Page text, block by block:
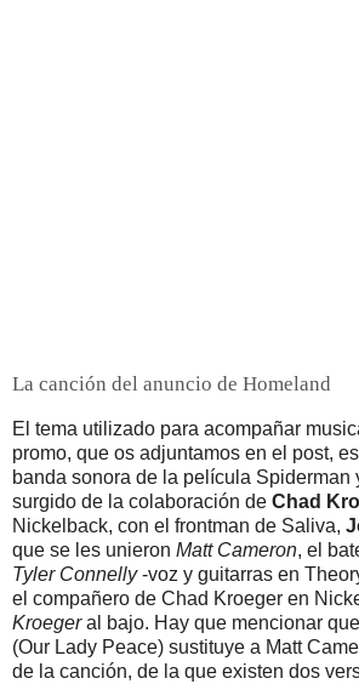
La canción del anuncio de Homeland
El tema utilizado para acompañar
promo, que os adjuntamos en el post,
banda sonora de la película Spiderman
surgido de la colaboración de Chad
Nickelback, con el frontman de Saliva,
que se les unieron Matt Cameron, el
Tyler Connelly-voz y guitarras en
el compañero de Chad Kroeger en
Kroegeral bajo. Hay que mencionar
(Our Lady Peace) sustituye a Matt
de la canción, de la que existen dos